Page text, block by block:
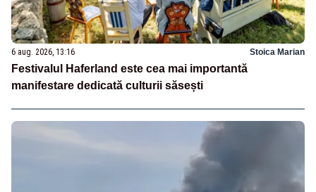
6 aug. 2026, 13:16 Stoica Marian
Festivalul Haferland este cea mai importantă
manifestare dedicată culturii săsești